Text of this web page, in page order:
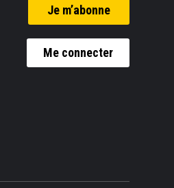
Je m’abonne
Me connecter